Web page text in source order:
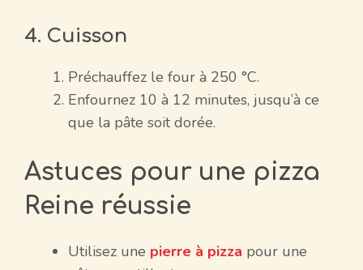
4. Cuisson
Préchauffez le four à 250 °C.
Enfournez 10 à 12 minutes, jusqu’à ce
que la pâte soit dorée.
Astuces pour une pizza
Reine réussie
Utilisez une pierre à pizza pour une